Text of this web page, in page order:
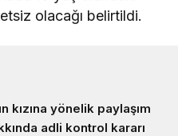
olacağı belirtildi.
kızına yönelik paylaşım
adli kontrol kararı